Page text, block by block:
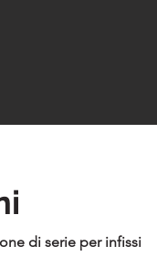
di serie per infissi